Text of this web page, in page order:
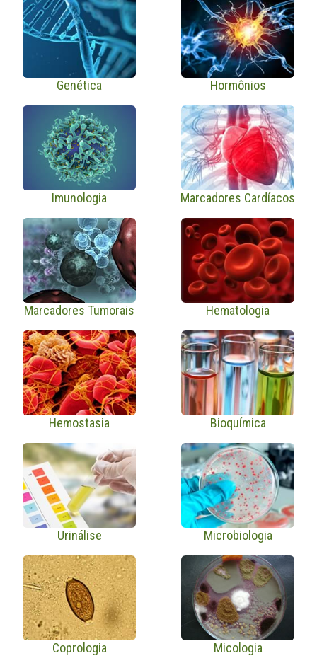
Genética Hormônios
Imunologia Marcadores Cardíacos
Marcadores Tumorais Hematologia
Hemostasia Bioquímica
Urinálise Microbiologia
Coprologia Micologia